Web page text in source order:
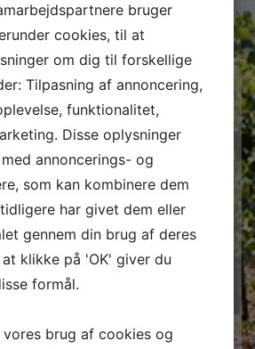
midlertidigt lukket pga ombygning.
bruger
cookies, til at
om dig til forskellige
Tilpasning af annoncering,
funktionalitet,
Disse oplysninger
annoncerings- og
som kan kombinere dem
har givet dem eller
gennem din brug af deres
klikke på 'OK' giver du
formål.
brug af cookies og